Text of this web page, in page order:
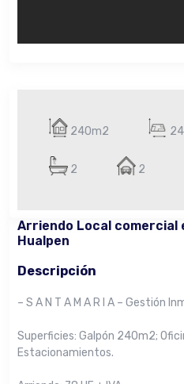
240m2
2 2
Arriendo Local comercial
Hualpen
Descripción
– S A N T A M A R I A – Gestión
Superficies: Galpón 240m2;
Estacionamientos.